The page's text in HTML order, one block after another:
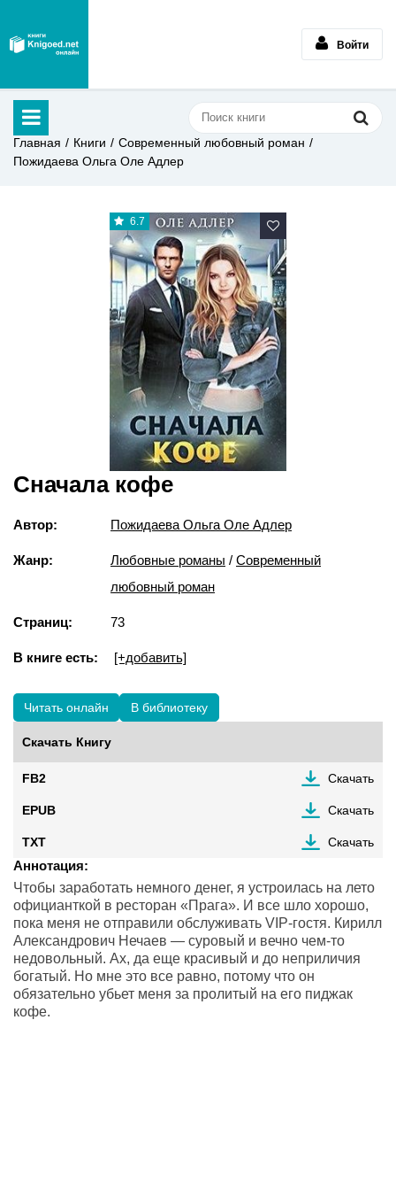
Войти
Главная Книги
Современный любовный роман
Пожидаева Ольга Оле Адлер
6.7
Сначала кофе
Автор: Пожидаева Ольга Оле Адлер
Жанр: Любовные романы / Современный
любовный роман
Страниц: 73
В книге есть: [+добавить]
Читать онлайн В библиотеку
Скачать Книгу
FB2 Скачать
EPUB Скачать
TXT Скачать
Аннотация:
Чтобы заработать немного денег, я устроилась на лето
официанткой в ресторан «Прага». И все шло хорошо,
пока меня не отправили обслуживать VIP-гостя. Кирилл
Александрович Нечаев — суровый и вечно чем-то
недовольный. Ах, да еще красивый и до неприличия
богатый. Но мне это все равно, потому что он
обязательно убьет меня за пролитый на его пиджак
кофе.